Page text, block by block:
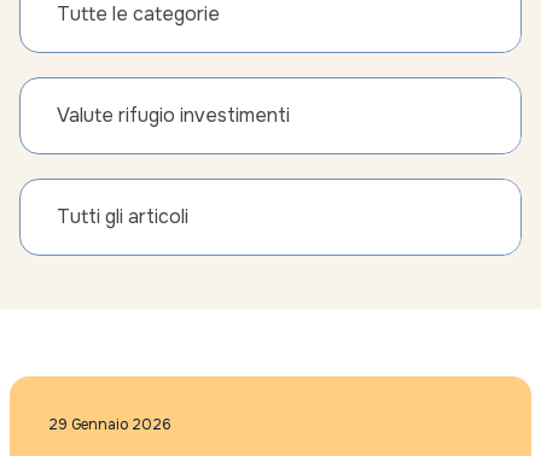
Tutte le categorie
Valute rifugio investimenti
Tutti gli articoli
29 Gennaio 2026